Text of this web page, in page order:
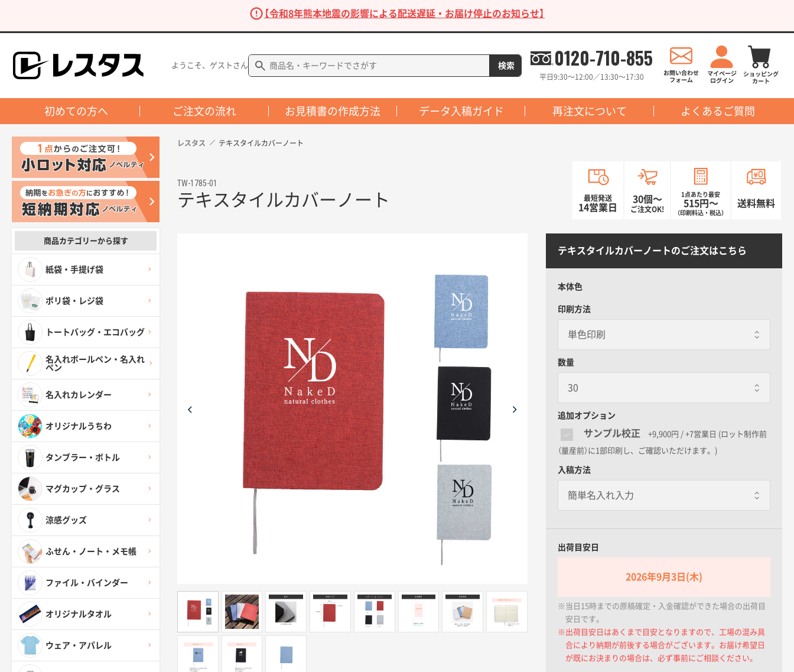
【令和8年熊本地震の影響による配送遅延・お届け停止のお知らせ】
ようこそ、ゲストさん 0120-710-855
平日9:30〜12:00／13:30〜17:30
初めての方へ ご注文の流れ お見積書の作成方法 データ入稿ガイド 再注文について よくあるご質問
商品カテゴリーから探す
紙袋・手提げ袋
ポリ袋・レジ袋
トートバッグ・エコバッグ
名入れボールペン・名入れ
ペン
名入れカレンダー
オリジナルうちわ
タンブラー・ボトル
マグカップ・グラス
涼感グッズ
ふせん・ノート・メモ帳
ファイル・バインダー
オリジナルタオル
ウェア・アパレル
レスタス テキスタイルカバーノート
TW-1785-01
テキスタイルカバーノート 最短発送
14営業日
30個〜
ご注文OK!
1点あたり最安
515円〜
（印刷料込・税込）
送料無料
テキスタイルカバーノートのご注文はこちら
本体色
印刷方法
数量
追加オプション
サンプル校正 +9,900円 / +7営業日 (ロット制作前
（量産前）に1部印刷し、ご確認いただけます。)
入稿方法
出荷目安日
2026年9月3日(木)
※当日15時までの原稿確定・入金確認ができた場合の出荷目
安日です。
※出荷目安日はあくまで目安となりますので、工場の混み具
合により納期が前後する場合がございます。お届け希望日
が既にお決まりの場合は、必ず事前にご相談ください。